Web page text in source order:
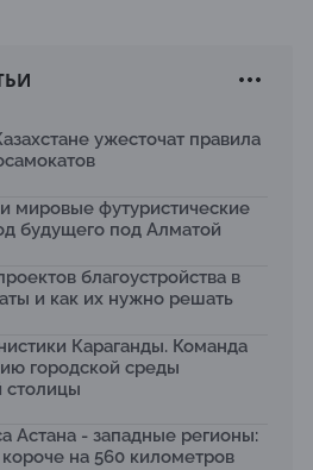
ужесточат правила
мировые футуристические
будущего под Алматой
благоустройства в
и как их нужно решать
Караганды. Команда
городской среды
столицы
Астана - западные регионы:
короче на 560 километров